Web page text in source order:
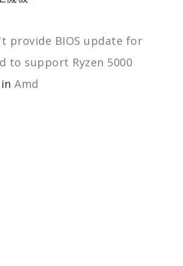
provide BIOS update for
to support Ryzen 5000
in Amd